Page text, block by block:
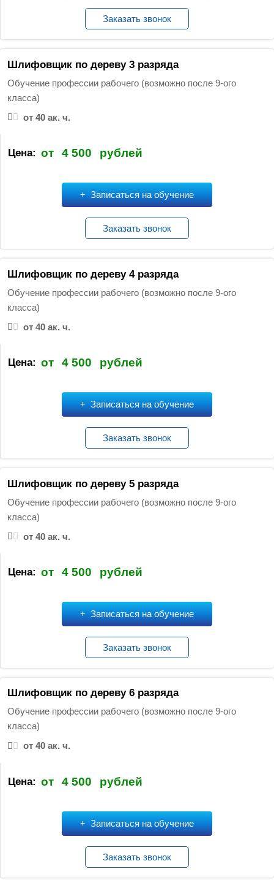
Заказать звонок
Шлифовщик по дереву 3 разряда
Обучение профессии рабочего (возможно после 9-ого
класса)
от 40 ак. ч.
Цена: от 4 500 рублей
Записаться на обучение
Заказать звонок
Шлифовщик по дереву 4 разряда
Обучение профессии рабочего (возможно после 9-ого
класса)
от 40 ак. ч.
Цена: от 4 500 рублей
Записаться на обучение
Заказать звонок
Шлифовщик по дереву 5 разряда
Обучение профессии рабочего (возможно после 9-ого
класса)
от 40 ак. ч.
Цена: от 4 500 рублей
Записаться на обучение
Заказать звонок
Шлифовщик по дереву 6 разряда
Обучение профессии рабочего (возможно после 9-ого
класса)
от 40 ак. ч.
Цена: от 4 500 рублей
Записаться на обучение
Заказать звонок